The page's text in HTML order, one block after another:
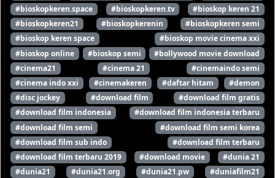
#bioskopkeren.space
#bioskopkeren.tv
#bioskop keren 21
#bioskopkeren21
#bioskopkerenin
#bioskopkeren semi
#bioskop keren space
#bioskop movie cinema xxi
#bioskop online
#bioskop semi
#bollywood movie download
#cinema21
#cinema 21
#cinemaindo semi
#cinema indo xxi
#cinemakeren #daftar hitam
#demon
#disc jockey
#download film
#download film gratis
#download film indonesia
#download film indonesia terbaru
#download film semi
#download film semi korea
#download film sub indo
#download film terbaru
#download film terbaru 2019
#download movie
#dunia 21
#dunia21
#dunia21.org #dunia21.pw
#duniafilm21